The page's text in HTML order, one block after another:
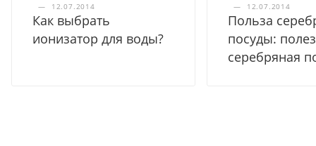
—
12.07.2014
Как выбрать
ионизатор для воды?
—
12.07.2014
Польза
посуды:
серебряная